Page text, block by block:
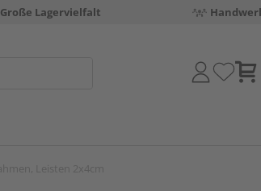
Große Lagervielfalt